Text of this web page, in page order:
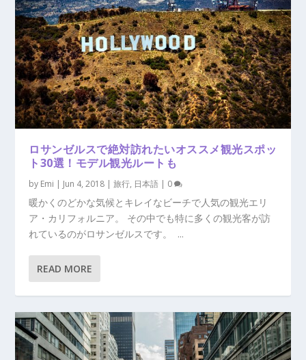
ロサンゼルスで絶対訪れたいオススメ観光スポッ
ト30選！モデル観光ルートも
by Emi | Jun 4, 2018 |旅行, 日本語 | 0
暖かくのどかな気候とキレイなビーチで人気の観光エリ
ア・カリフォルニア。 その中でも特に多くの観光客が訪
れているのがロサンゼルスです。 ...
READ MORE